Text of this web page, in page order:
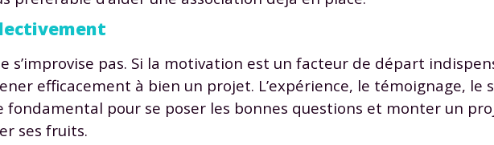
s’improvise pas. Si la motivation est un facteur de départ
efficacement à bien un projet. L’expérience, le témoignage, le
fondamental pour se poser les bonnes questions et monter un
ses fruits.